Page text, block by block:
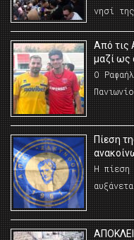
νησί
Από τις
μαζί ως
Ο
Πίεση
Η πίεση